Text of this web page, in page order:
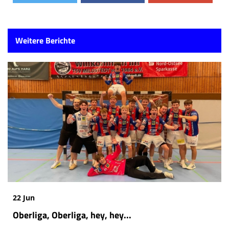
Weitere Berichte
22 Jun
Oberliga, Oberliga, hey, hey...